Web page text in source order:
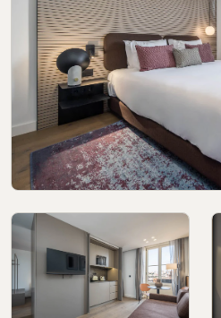
FAQs
Política de cookies